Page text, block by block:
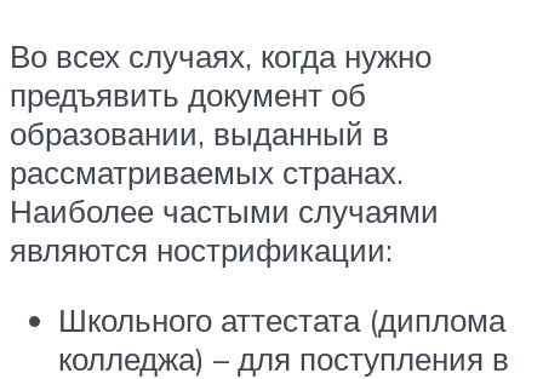
Во всех случаях, когда нужно
предъявить документ об
образовании, выданный в
рассматриваемых странах.
Наиболее частыми случаями
являются нострификации:
Школьного аттестата (диплома
колледжа) – для поступления в